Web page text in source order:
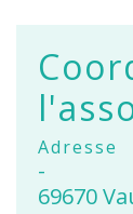
Adresse
-
69670